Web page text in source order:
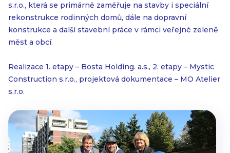
s.r.o., která se primárně zaměřuje na stavby i speciální
rekonstrukce rodinných domů, dále na dopravní
konstrukce a další stavební práce v rámci veřejné zeleně
měst a obcí.
Realizace 1. etapy – Bosta Holding. a.s., 2. etapy – Mystic
Construction s.r.o., projektová dokumentace – MO Atelier
s.r.o.